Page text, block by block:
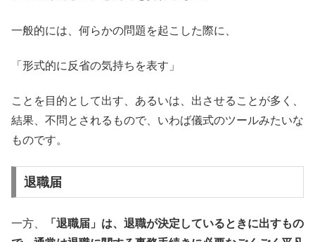
一般的には、何らかの問題を起こした際に、
「形式的に反省の気持ちを表す」
ことを目的として出す、あるいは、出させることが多く、
結果、不問とされるもので、いわば儀式のツールみたいな
ものです。
退職届
一方、
「退職届」は、退職が決定しているときに出すもの